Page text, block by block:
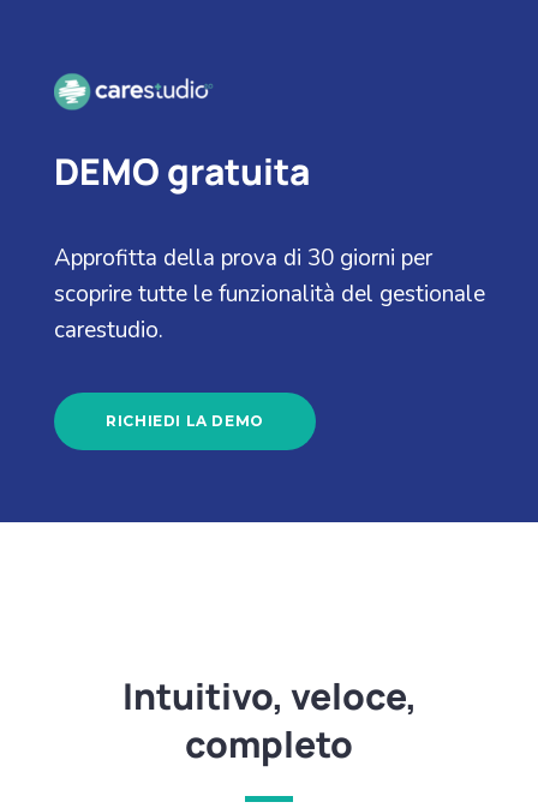
DEMO gratuita
Approfitta della prova di 30 giorni per
scoprire tutte le funzionalità del gestionale
carestudio.
RICHIEDI LA DEMO
Intuitivo, veloce,
completo